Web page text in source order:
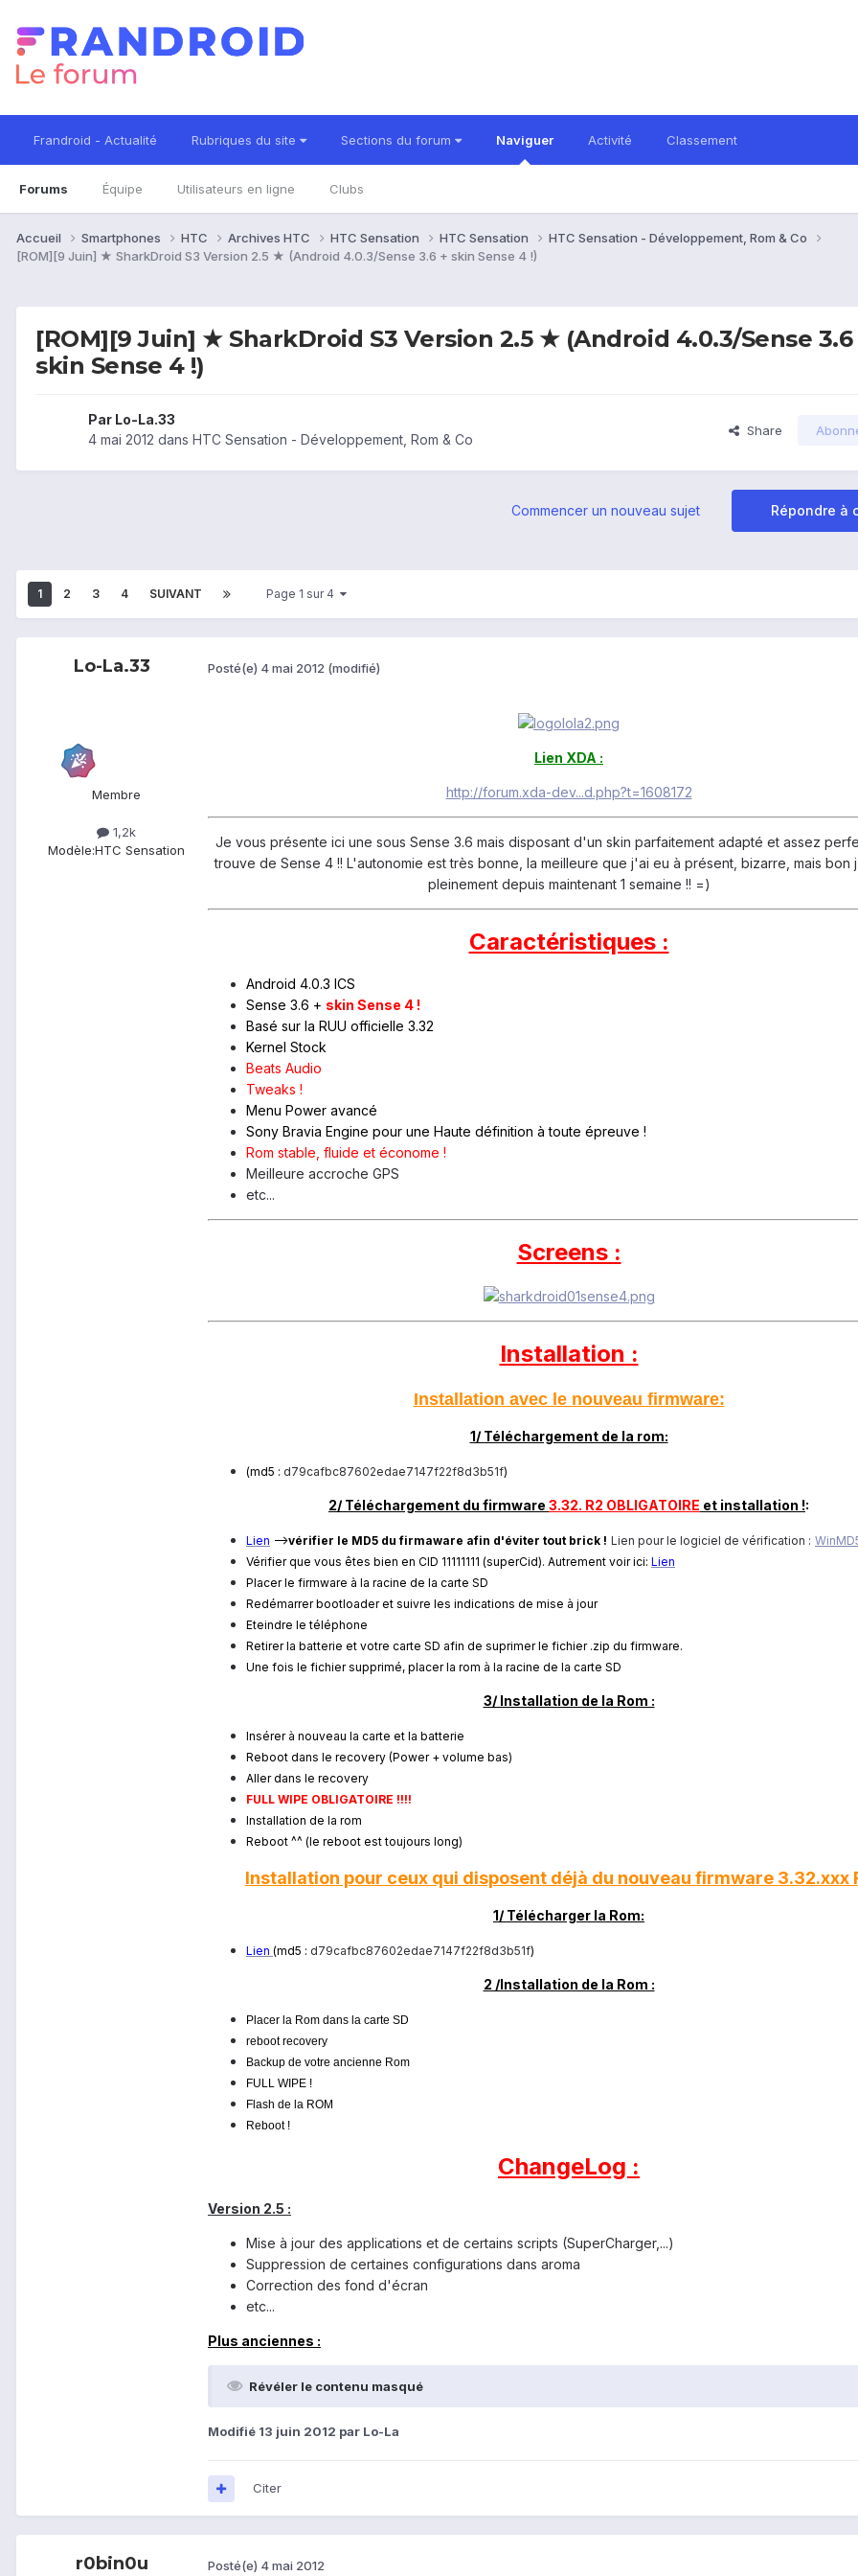
Frandroid - Actualité Rubriques du site Sections du forum Naviguer
Forums Équipe Utilisateurs en ligne Clubs
Activité Classement
Accueil Smartphones HTC Archives HTC HTC Sensation HTC Sensation
HTC Sensation - Développement, Rom & Co
[ROM][9 Juin] ★ SharkDroid S3 Version 2.5 ★ (Android 4.0.3/Sense 3.6 + skin Sense 4 !)
[ROM][9 Juin] ★ SharkDroid S3 Version 2.5 ★ (Android 4.0.3/Sense 3.6
skin Sense 4 !)
Par Lo-La.33
4 mai 2012 dans HTC Sensation - Développement, Rom & Co
Share
Répondre à
Commencer un nouveau sujet
1 2 3 4 SUIVANT Page 1 sur 4
Lo-La.33
Membre
1,2k
Modèle:HTC Sensation
Posté(e) 4 mai 2012 (modifié)
Lien XDA :
http://forum.xda-dev...d.php?t=1608172
Je vous présente ici une sous Sense 3.6 mais disposant d'un skin parfaitement adapté et assez
trouve de Sense 4 !! L'autonomie est très bonne, la meilleure que j'ai eu à présent, bizarre, mais bon
pleinement depuis maintenant 1 semaine !! =)
Caractéristiques :
Android 4.0.3 ICS
Sense 3.6 + skin Sense 4 !
Basé sur la RUU officielle 3.32
Kernel Stock
Beats Audio
Tweaks !
Menu Power avancé
Sony Bravia Engine pour une Haute définition à toute épreuve !
Rom stable, fluide et économe !
Meilleure accroche GPS
etc...
Screens :
Installation :
Installation avec le nouveau firmware:
1/ Téléchargement de la rom:
(md5 : d79cafbc87602edae7147f22f8d3b51f)
2/ Téléchargement du firmware 3.32. R2 OBLIGATOIRE et installation !:
Lien -->vérifier le MD5 du firmaware afin d'éviter tout brick ! Lien pour le logiciel de vérification :
Vérifier que vous êtes bien en CID 11111111 (superCid). Autrement voir ici: Lien
Placer le firmware à la racine de la carte SD
Redémarrer bootloader et suivre les indications de mise à jour
Eteindre le téléphone
Retirer la batterie et votre carte SD afin de suprimer le fichier .zip du firmware.
Une fois le fichier supprimé, placer la rom à la racine de la carte SD
3/ Installation de la Rom :
Insérer à nouveau la carte et la batterie
Reboot dans le recovery (Power + volume bas)
Aller dans le recovery
FULL WIPE OBLIGATOIRE !!!!
Installation de la rom
Reboot ^^ (le reboot est toujours long)
Installation pour ceux qui disposent déjà du nouveau firmware 3.32.xxx
1/ Télécharger la Rom:
Lien (md5 : d79cafbc87602edae7147f22f8d3b51f)
2 /Installation de la Rom :
Placer la Rom dans la carte SD
reboot recovery
Backup de votre ancienne Rom
FULL WIPE !
Flash de la ROM
Reboot !
ChangeLog :
Version 2.5 :
Mise à jour des applications et de certains scripts (SuperCharger,...)
Suppression de certaines configurations dans aroma
Correction des fond d'écran
etc...
Plus anciennes :
Révéler le contenu masqué
Modifié 13 juin 2012 par Lo-La
Citer
r0bin0u Posté(e) 4 mai 2012